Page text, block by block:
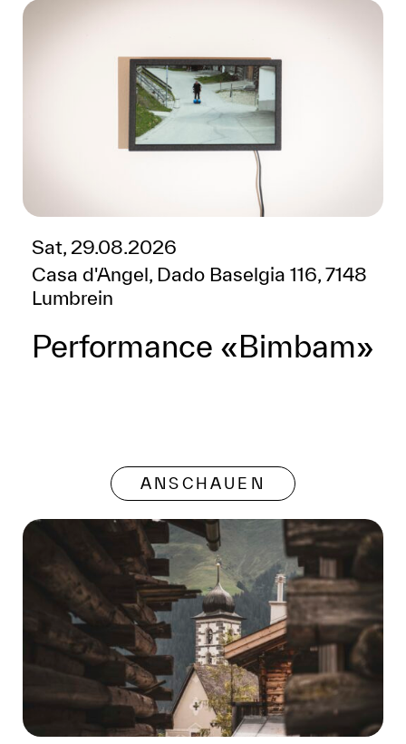
Sat, 29.08.2026
Casa d'Angel, Dado Baselgia 116, 7148
Lumbrein
Performance «Bimbam»
ANSCHAUEN